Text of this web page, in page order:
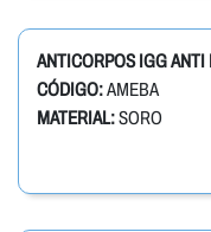
ANTICORPOS IGG ANTI
CÓDIGO:AMEBA
MATERIAL:SORO